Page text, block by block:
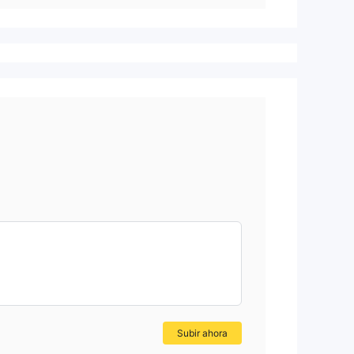
Subir ahora